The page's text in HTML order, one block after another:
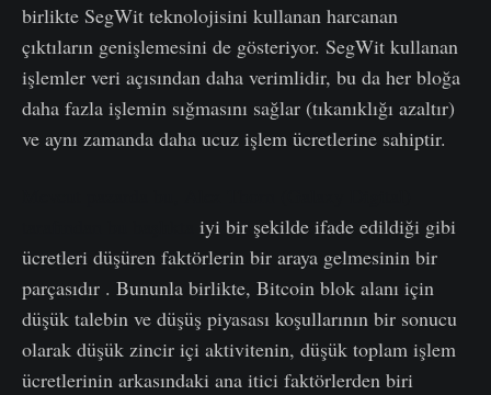
birlikte SegWit teknolojisini kullanan harcanan
çıktıların genişlemesini de gösteriyor. SegWit kullanan
işlemler veri açısından daha verimlidir, bu da her bloğa
daha fazla işlemin sığmasını sağlar (tıkanıklığı azaltır)
ve aynı zamanda daha ucuz işlem ücretlerine sahiptir.
iyi bir şekilde ifade edildiği gibi
ücretleri düşüren faktörlerin bir araya gelmesinin bir
parçasıdır . Bununla birlikte, Bitcoin blok alanı için
düşük talebin ve düşüş piyasası koşullarının bir sonucu
olarak düşük zincir içi aktivitenin, düşük toplam işlem
ücretlerinin arkasındaki ana itici faktörlerden biri